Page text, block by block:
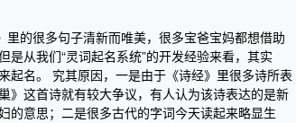
的很多句子清新而唯美，很多宝爸宝妈都想借助
是从我们“灵词起名系统”的开发经验来看，其实
起名。 究其原因，一是由于《诗经》里很多诗所表
》这首诗就有较大争议，有人认为该诗表达的是新
的意思；二是很多古代的字词今天读起来略显生